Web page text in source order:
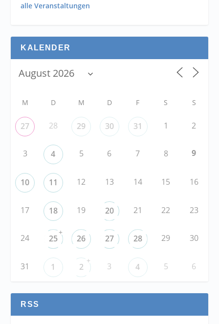
alle Veranstaltungen
KALENDER
M D M D F S S
27 28 29 30 31 1 2
3 4 5 6 7 8 9
10 11 12 13 14 15 16
17 18 19 20 21 22 23
24 25
+
26 27 28 29 30
31 1 2
+
3 4 5 6
RSS